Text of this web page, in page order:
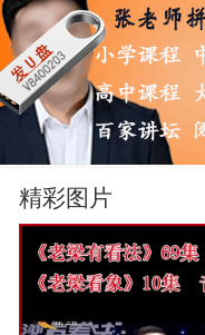
精彩图片